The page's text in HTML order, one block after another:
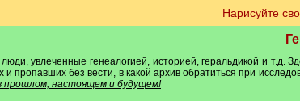
Нарисуйте
увлеченные генеалогией, историей, геральдикой и т.д.
пропавших без вести, в какой архив обратиться при
прошлом, настоящем и будущем!